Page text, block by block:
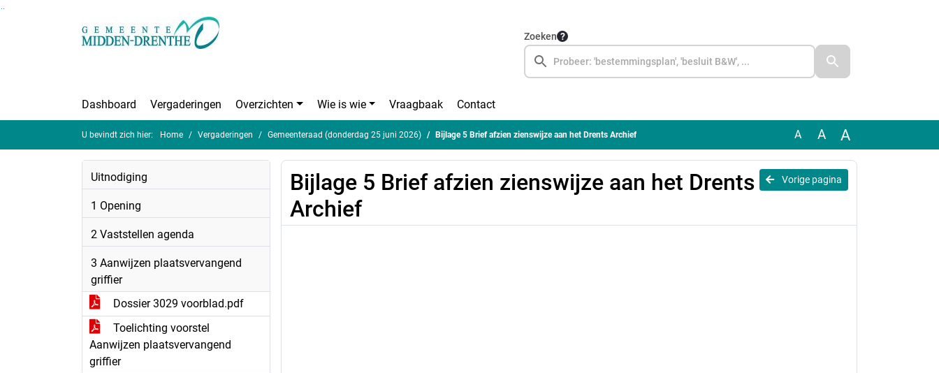
Zoeken
Dashboard Vergaderingen Overzichten Wie is wie Vraagbaak Contact
U bevindt zich hier: Home Vergaderingen Gemeenteraad (donderdag 25 juni 2026) Bijlage 5 Brief afzien zienswijze aan het Drents Archief A A A
Uitnodiging
1 Opening
2 Vaststellen agenda
3 Aanwijzen plaatsvervangend
griffier
Dossier 3029 voorblad.pdf
Toelichting voorstel
Aanwijzen plaatsvervangend
griffier
Vorige pagina
Bijlage 5 Brief afzien zienswijze aan het Drents
Archief